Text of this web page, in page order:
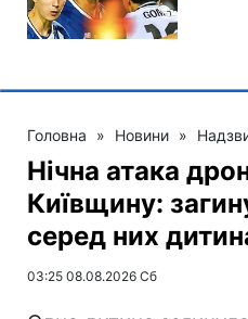
Головна » Новини »
Нічна атака
Київщину:
серед них
03:25 08.08.2026 Сб